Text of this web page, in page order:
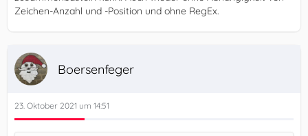
Zeichen-Anzahl und -Position und ohne RegEx.
Boersenfeger
23. Oktober 2021 um 14:51